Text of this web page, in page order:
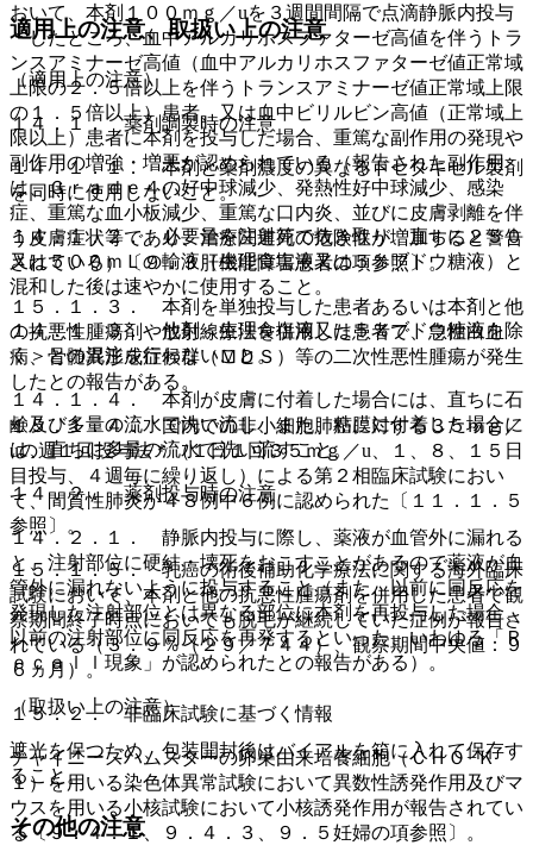
おいて、本剤１００ｍｇ／uを３週間間隔で点滴静脈内投与
＊したところ、血中アルカリホスファターゼ高値を伴うトラ
ンスアミナーゼ高値（血中アルカリホスファターゼ値正常域
上限の２．５倍以上を伴うトランスアミナーゼ値正常域上限
の１．５倍以上）患者、又は血中ビリルビン高値（正常域上
限以上）患者に本剤を投与した場合、重篤な副作用の発現や
副作用の増強・増悪が認められている（報告された副作用
は、Ｇｒａｄｅ４の好中球減少、発熱性好中球減少、感染
症、重篤な血小板減少、重篤な口内炎、並びに皮膚剥離を伴
う皮膚症状等であり、治療関連死の危険性が増加すると警告
されている）〔９．３肝機能障害患者の項参照〕。
１５．１．３． 本剤を単独投与した患者あるいは本剤と他
の抗悪性腫瘍剤や放射線療法を併用した患者で、急性白血
病、骨髄異形成症候群（ＭＤＳ）等の二次性悪性腫瘍が発生
したとの報告がある。
１５．１．４． 国内での非小細胞肺癌に対する３５ｍｇ／
uの週１回投与法＊（１日１回３５ｍｇ／u、１、８、１５日
目投与、４週毎に繰り返し）による第２相臨床試験におい
て、間質性肺炎が４８例中６例に認められた〔１１．１．５
参照〕。
１５．１．５． 乳癌の術後補助化学療法に関する海外臨床
試験において、本剤と他の抗悪性腫瘍剤を併用した患者で観
察期間終了時点においても脱毛が継続していた症例が報告さ
れている（３．９％（２９／７４４）、観察期間中央値：９
６ヵ月）。
１５．２． 非臨床試験に基づく情報
チャイニーズハムスターの卵巣由来培養細胞（ＣＨＯ−Ｋ
１）を用いる染色体異常試験において異数性誘発作用及びマ
ウスを用いる小核試験において小核誘発作用が報告されてい
る〔９．４．１、９．４．３、９．５妊婦の項参照〕。
適用上の注意、取扱い上の注意
（適用上の注意）
１４．１． 薬剤調製時の注意
１４．１．１． 本剤と薬剤濃度の異なるドセタキセル製剤
を同時に使用しないこと。
１４．１．２． 必要量を注射筒で抜き取り、直ちに２５０
又は５００ｍＬの輸液（生理食塩液又は５％ブドウ糖液）と
混和した後は速やかに使用すること。
１４．１．３． 他剤＜生理食塩液又は５％ブドウ糖液を除
く＞との混注を行わないこと。
１４．１．４． 本剤が皮膚に付着した場合には、直ちに石
鹸及び多量の流水で洗い流し、また、粘膜に付着した場合に
は、直ちに多量の流水で洗い流すこと。
１４．２． 薬剤投与時の注意
１４．２．１． 静脈内投与に際し、薬液が血管外に漏れる
と、注射部位に硬結・壊死をおこすことがあるので薬液が血
管外に漏れないように投与すること（また、以前に同反応を
発現した注射部位とは異なる部位に本剤を再投与した場合、
以前の注射部位に同反応を再発するといった、いわゆる「Ｒ
ｅｃａｌｌ現象」が認められたとの報告がある）。
（取扱い上の注意）
遮光を保つため、包装開封後はバイアルを箱に入れて保存す
ること。
その他の注意